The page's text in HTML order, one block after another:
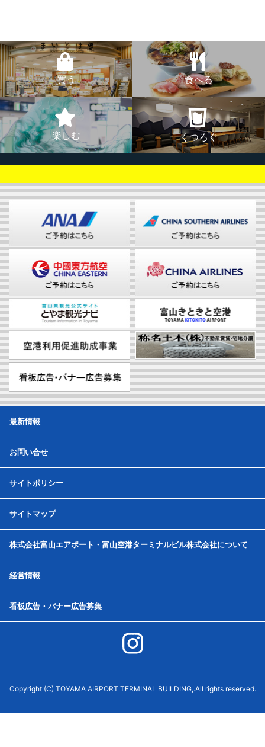
買う 食べる
楽しむ くつろぐ
最新情報
お問い合せ
サイトポリシー
サイトマップ
株式会社富山エアポート・富山空港ターミナルビル株式会社について
経営情報
看板広告・バナー広告募集
Copyright (C) TOYAMA AIRPORT TERMINAL BUILDING,.All rights reserved.